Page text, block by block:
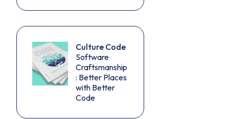
Culture Code
Software
Craftsmanship
: Better Places
with Better
Code